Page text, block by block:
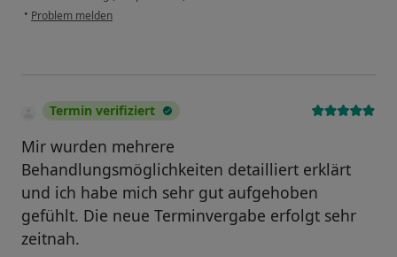
• Problem melden
Termin verifiziert
Mir wurden mehrere
Behandlungsmöglichkeiten detailliert erklärt
und ich habe mich sehr gut aufgehoben
gefühlt. Die neue Terminvergabe erfolgt sehr
zeitnah.